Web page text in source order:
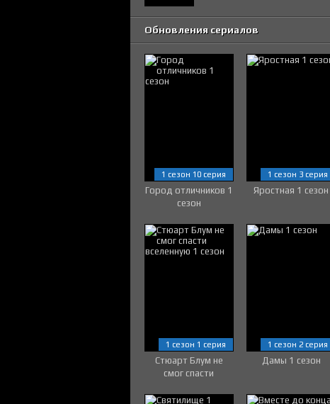
Обновления сериалов
Город отличников 1
сезон
1 сезон 10 серия
Яростная 1 сезон
1 сезон 3 серия
Стюарт Блум не
смог спасти
1 сезон 1 серия
Дамы 1 сезон
1 сезон 2 серия